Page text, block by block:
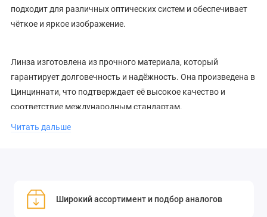
подходит для различных оптических систем и обеспечивает
чёткое и яркое изображение.
Линза изготовлена из прочного материала, который
гарантирует долговечность и надёжность. Она произведена в
Цинциннати, что подтверждает её высокое качество и
соответствие международным стандартам.
Плоско-выпуклая инфракрасная линза 61515LA имеет
диаметр 2,0 дюйма (50,8 мм), толщину края 9,65 мм и рабочее
Читать дальше
Широкий ассортимент и подбор аналогов